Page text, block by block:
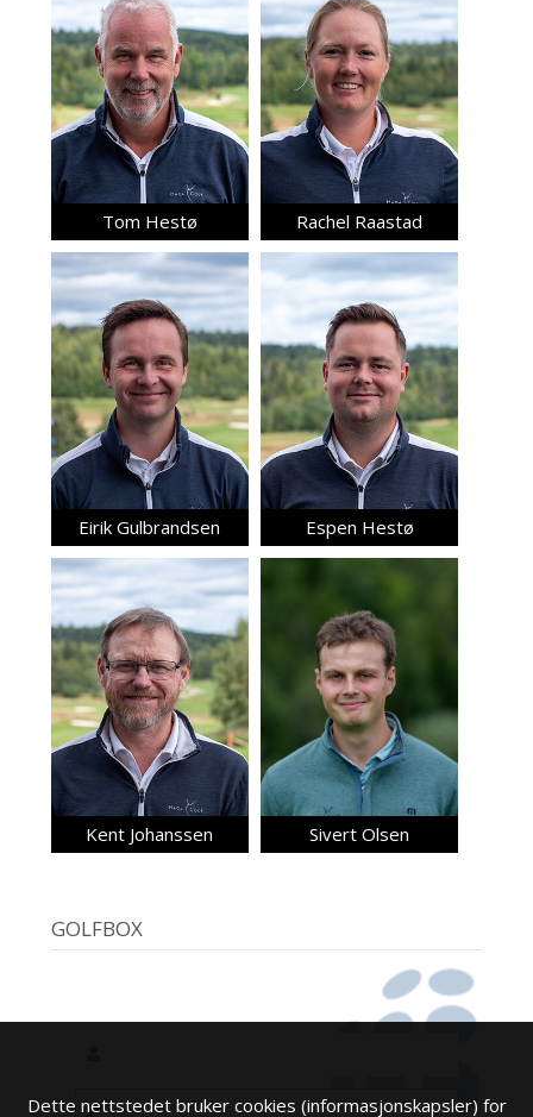
Tom Hestø Rachel Raastad
Eirik Gulbrandsen Espen Hestø
Kent Johanssen Sivert Olsen
GOLFBOX
Dette nettstedet bruker cookies (informasjonskapsler) for